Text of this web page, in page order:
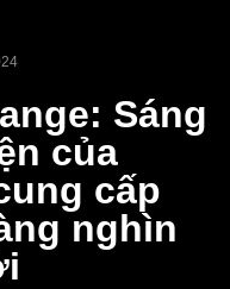
Sáng
của
cấp
nghìn